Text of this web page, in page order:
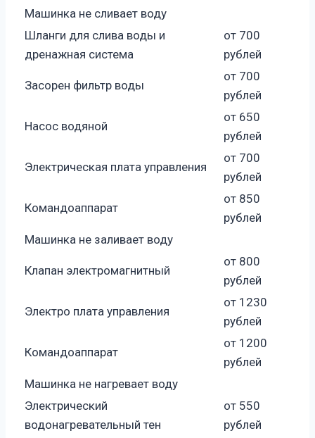
Машинка не сливает воду
Шланги для слива воды и
дренажная система
от 700
рублей
Засорен фильтр воды
от 700
рублей
Насос водяной
от 650
рублей
Электрическая плата управления
от 700
рублей
Командоаппарат
от 850
рублей
Машинка не заливает воду
Клапан электромагнитный
от 800
рублей
Электро плата управления
от 1230
рублей
Командоаппарат
от 1200
рублей
Машинка не нагревает воду
Электрический
водонагревательный тен
от 550
рублей